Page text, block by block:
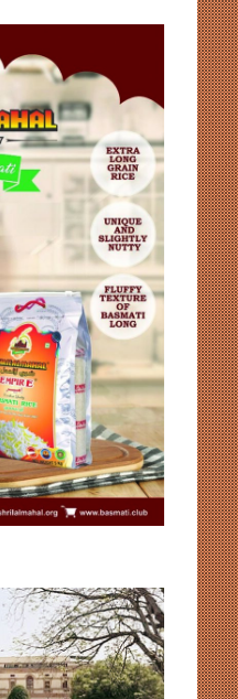
ओनिडा
‘रीवायर्ड’
अवतार,
100-